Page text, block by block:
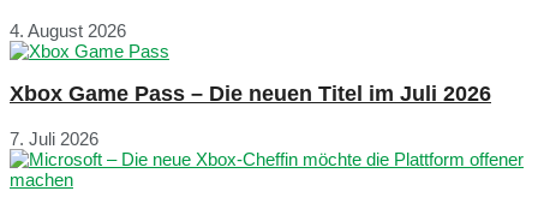
4. August 2026
Xbox Game Pass – Die neuen Titel im Juli 2026
7. Juli 2026